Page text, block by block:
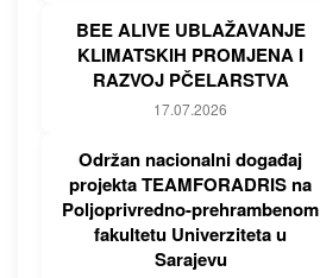
BEE ALIVE UBLAŽAVANJE
KLIMATSKIH PROMJENA I
RAZVOJ PČELARSTVA
17.07.2026
Održan nacionalni događaj
projekta TEAMFORADRIS na
Poljoprivredno-prehrambenom
fakultetu Univerziteta u
Sarajevu